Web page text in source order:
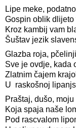
Lipe meke,
Gospin oblik dlijeto
Kroz kambij vam
Šuštav jezik
Glazba roja,
Sve je ovdje, kada
Zlatnim čajem
U  raskošnoj
Praštaj, dušo,
Koja spaja naše
Pod rascvalom